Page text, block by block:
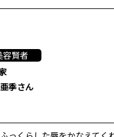
容賢者
季さん